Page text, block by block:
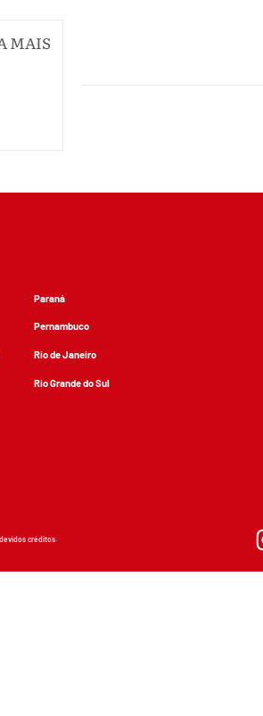
MAIS
Paraná
Pernambuco
Rio de Janeiro
Rio Grande do Sul
créditos.